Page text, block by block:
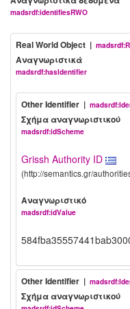
madsrdf:identifiesRWO
Real World Object |
Αναγνωριστικά
madsrdf:hasIdentifier
Other Identifier |
Σχήμα αναγνωριστικού
madsrdf:idScheme
Grissh Authority ID
(http://semantics.gr/
Αναγνωριστικό
madsrdf:idValue
Other Identifier |
Σχήμα αναγνωριστικού